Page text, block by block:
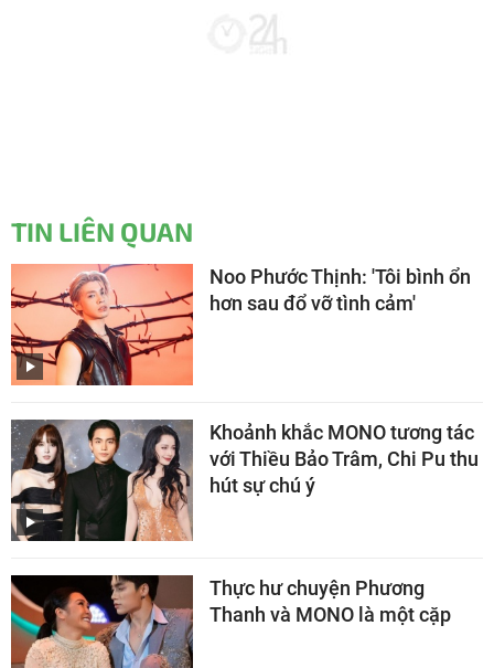
TIN LIÊN QUAN
Noo Phước Thịnh: 'Tôi bình ổn
hơn sau đổ vỡ tình cảm'
Khoảnh khắc MONO tương tác
với Thiều Bảo Trâm, Chi Pu thu
hút sự chú ý
Thực hư chuyện Phương
Thanh và MONO là một cặp